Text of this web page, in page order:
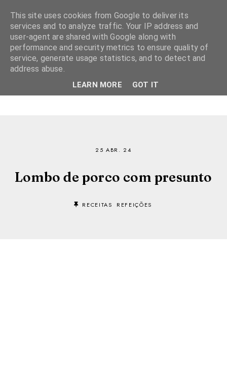
25 ABR. 24
Lombo de porco com presunto
RECEITAS REFEIÇÕES
This site uses cookies from Google to deliver its
services and to analyze traffic. Your IP address and
user-agent are shared with Google along with
performance and security metrics to ensure quality of
service, generate usage statistics, and to detect and
address abuse.
LEARN MORE GOT IT